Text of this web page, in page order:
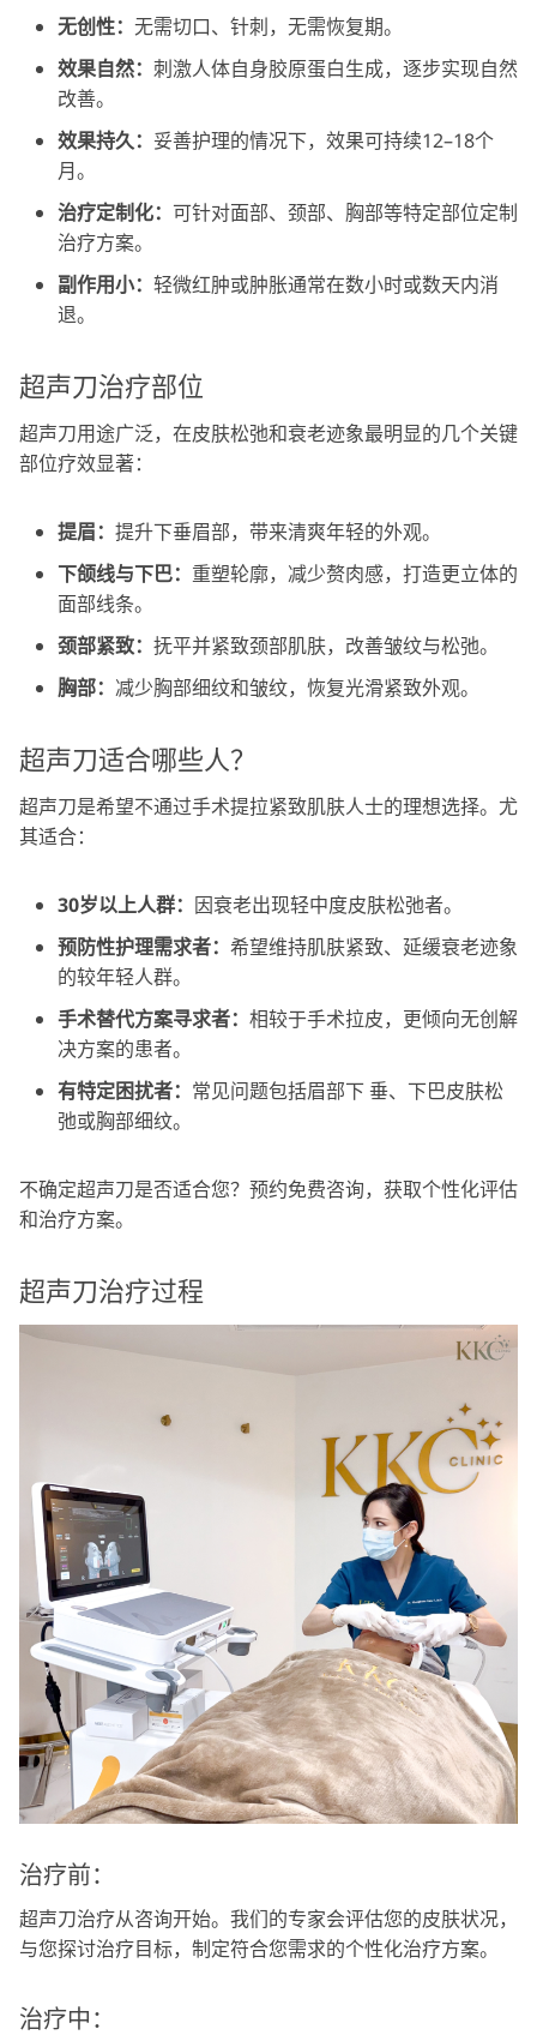
无创性： 无需切口、针刺，无需恢复期。
效果自然： 刺激人体自身胶原蛋白生成，逐步实现自然
改善。
效果持久： 妥善护理的情况下，效果可持续12–18个
月。
治疗定制化： 可针对面部、颈部、胸部等特定部位定制
治疗方案。
副作用小： 轻微红肿或肿胀通常在数小时或数天内消
退。
超声刀治疗部位
超声刀用途广泛，在皮肤松弛和衰老迹象最明显的几个关键
部位疗效显著：
提眉： 提升下垂眉部，带来清爽年轻的外观。
下颌线与下巴： 重塑轮廓，减少赘肉感，打造更立体的
面部线条。
颈部紧致： 抚平并紧致颈部肌肤，改善皱纹与松弛。
胸部： 减少胸部细纹和皱纹，恢复光滑紧致外观。
超声刀适合哪些人？
超声刀是希望不通过手术提拉紧致肌肤人士的理想选择。尤
其适合：
30岁以上人群： 因衰老出现轻中度皮肤松弛者。
预防性护理需求者： 希望维持肌肤紧致、延缓衰老迹象
的较年轻人群。
手术替代方案寻求者： 相较于手术拉皮，更倾向无创解
决方案的患者。
有特定困扰者： 常见问题包括眉部下 垂、下巴皮肤松
弛或胸部细纹。
不确定超声刀是否适合您？预约免费咨询，获取个性化评估
和治疗方案。
超声刀治疗过程
治疗前：
超声刀治疗从咨询开始。我们的专家会评估您的皮肤状况，
与您探讨治疗目标，制定符合您需求的个性化治疗方案。
治疗中：